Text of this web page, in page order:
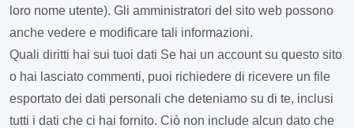
loro nome utente). Gli amministratori del sito web possono
anche vedere e modificare tali informazioni.
Quali diritti hai sui tuoi dati Se hai un account su questo sito
o hai lasciato commenti, puoi richiedere di ricevere un file
esportato dei dati personali che deteniamo su di te, inclusi
tutti i dati che ci hai fornito. Ciò non include alcun dato che